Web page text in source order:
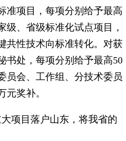
准项目，每项分别给予最高
级、省级标准化试点项目，
共性技术向标准转化。对获
书处，每项分别给予最高50
员会、工作组、分技术委员
元奖补。
项目落户山东，将我省的